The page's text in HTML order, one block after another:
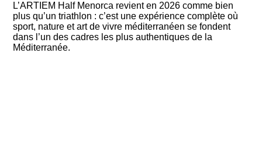
L’ARTIEM Half Menorca revient en 2026 comme bien
plus qu’un triathlon : c’est une expérience complète où
sport, nature et art de vivre méditerranéen se fondent
dans l’un des cadres les plus authentiques de la
Méditerranée.